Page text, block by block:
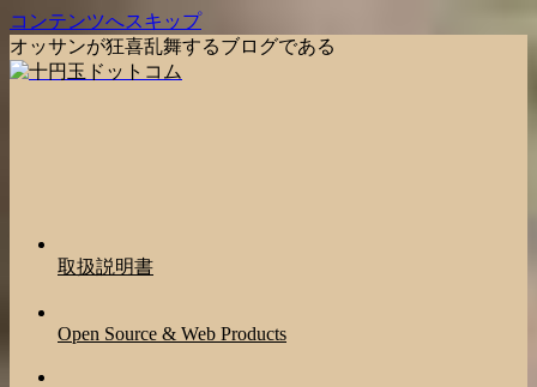
コンテンツへスキップ
オッサンが狂喜乱舞するブログである
取扱説明書
Open Source & Web Products